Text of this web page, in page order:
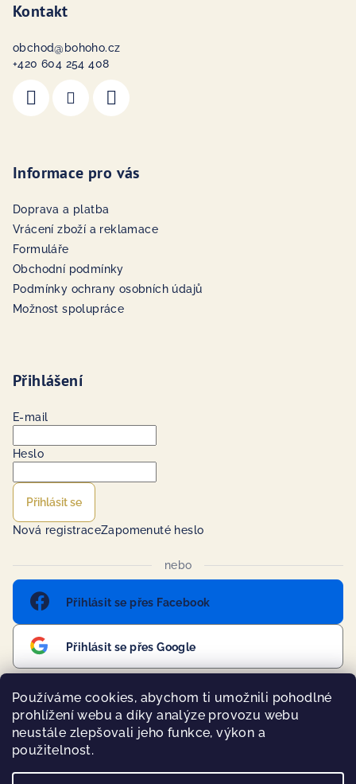
Používáme cookies, abychom ti umožnili pohodlné
prohlížení webu a díky analýze provozu webu
neustále zlepšovali jeho funkce, výkon a
použitelnost.
Kontakt
obchod@ bohoho.cz
+420 604 254 408
Informace pro vás
Doprava a platba
Vrácení zboží a reklamace
Formuláře
Obchodní podmínky
Podmínky ochrany osobních údajů
Možnost spolupráce
Přihlášení
E-mail
Heslo
Přihlásit se
Nová registraceZapomenuté heslo
nebo
Přihlásit se přes Facebook
Přihlásit se přes Google
Přijímáme online platby